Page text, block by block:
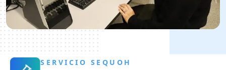
SERVICIO SEQUOH